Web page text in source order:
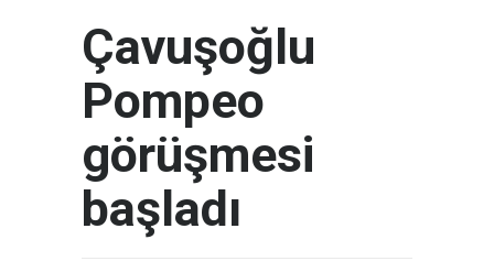
Çavuşoğlu
Pompeo
görüşmesi
başladı